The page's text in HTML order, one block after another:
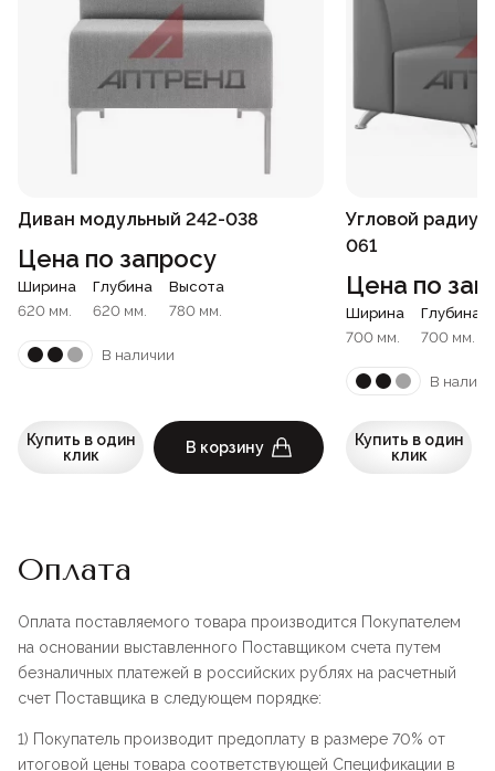
Диван модульный 242-038
Цена по запросу
Ширина
620 мм.
Глубина
620 мм.
Высота
780 мм.
В наличии
Купить в один
клик
В корзину
Угловой
061
Цена по
Ширина
700 мм.
Глубина
700 мм.
В
Купить в один
клик
Оплата
Оплата поставляемого товара производится Покупателем
на основании выставленного Поставщиком счета путем
безналичных платежей в российских рублях на расчетный
счет Поставщика в следующем порядке:
1) Покупатель производит предоплату в размере 70% от
итоговой цены товара соответствующей Спецификации в